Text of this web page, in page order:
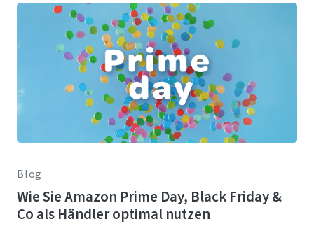
Blog
Wie Sie Amazon Prime Day, Black Friday &
Co als Händler optimal nutzen